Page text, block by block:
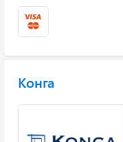
Конга